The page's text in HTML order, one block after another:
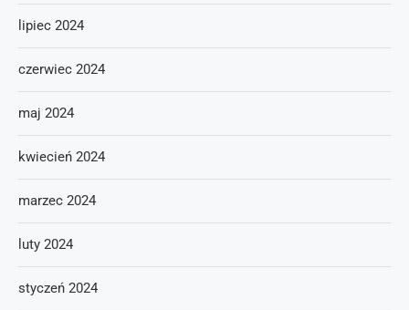
lipiec 2024
czerwiec 2024
maj 2024
kwiecień 2024
marzec 2024
luty 2024
styczeń 2024